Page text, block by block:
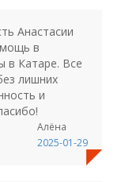
Анастасии
в
в Катаре. Все
лишних
и
Алёна
2025-01-29